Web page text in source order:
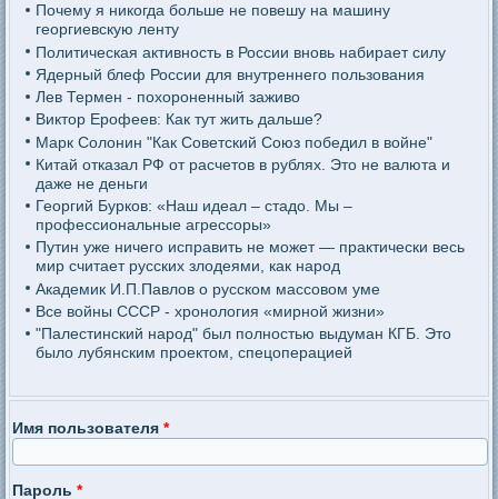
Почему я никогда больше не повешу на машину
георгиевскую ленту
Политическая активность в России вновь набирает силу
Ядерный блеф России для внутреннего пользования
Лев Термен - похороненный заживо
Виктор Ерофеев: Как тут жить дальше?
Марк Солонин "Как Советский Союз победил в войне"
Китай отказал РФ от расчетов в рублях. Это не валюта и
даже не деньги
Георгий Бурков: «Наш идеал – стадо. Мы –
профессиональные агрессоры»
Путин уже ничего исправить не может — практически весь
мир считает русских злодеями, как народ
Академик И.П.Павлов о русском массовом уме
Все войны СССР - хронология «мирной жизни»
"Палестинский народ" был полностью выдуман КГБ. Это
было лубянским проектом, спецоперацией
Имя пользователя*
Пароль*